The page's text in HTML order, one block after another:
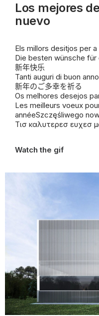
Los mejores
nuevo
Els millors desitjos per a
Die besten wünsche für
新年快乐
Tanti auguri di buon anno
新年のご多幸を祈る
Os melhores desejos
Les meilleurs voeux
annéeSzczęśliwego
Τισ καλυτερεσ ευχεσ
Watch the gif